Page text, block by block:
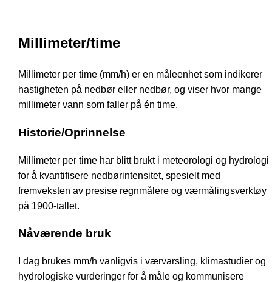
Millimeter/time
Millimeter per time (mm/h) er en måleenhet som indikerer
hastigheten på nedbør eller nedbør, og viser hvor mange
millimeter vann som faller på én time.
Historie/Oprinnelse
Millimeter per time har blitt brukt i meteorologi og hydrologi
for å kvantifisere nedbørintensitet, spesielt med
fremveksten av presise regnmålere og værmålingsverktøy
på 1900-tallet.
Nåværende bruk
I dag brukes mm/h vanligvis i værvarsling, klimastudier og
hydrologiske vurderinger for å måle og kommunisere